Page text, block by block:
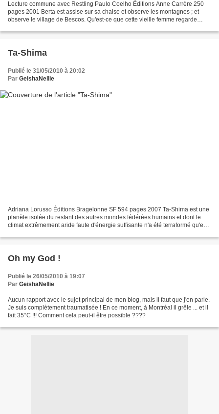
Lecture commune avec Restling Paulo Coelho Éditions Anne Carrère 250
pages 2001 Berta est assise sur sa chaise et observe les montagnes ; et
observe le village de Bescos. Qu'est-ce que cette vieille femme regarde
Ta-Shima
Publié le 31/05/2010 à 20:02
Par GeishaNellie
Adriana Lorusso Éditions Bragelonne SF 594 pages 2007 Ta-Shima est une
planète isolée du restant des autres mondes fédérées humains et dont le
climat extrêmement aride faute d'énergie suffisante n'a été terraformé qu'en
Oh my God !
Publié le 26/05/2010 à 19:07
Par GeishaNellie
Aucun rapport avec le sujet principal de mon blog, mais il faut que j'en parle.
Je suis complètement traumatisée ! En ce moment, à Montréal il grêle ... et il
fait 35°C !!! Comment cela peut-il être possible ????